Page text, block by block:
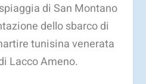
di San Montano
dello sbarco di
tunisina venerata
Lacco Ameno.